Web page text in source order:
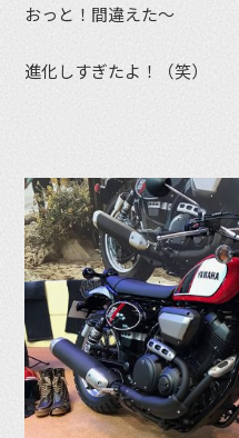
おっと！間違えた〜
進化しすぎたよ！（笑）